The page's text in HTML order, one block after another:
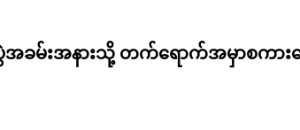
ခမ်းအနားသို့ တက်ရောက်အမှာစကားပြ